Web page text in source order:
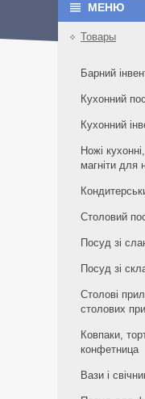
Товары
Барний
Кухонний
Кухонний
Ножі
магніти для
Столовий
Посуд зі
Посуд зі
Столові
столових
Ковпаки,
конфетница
Вази і